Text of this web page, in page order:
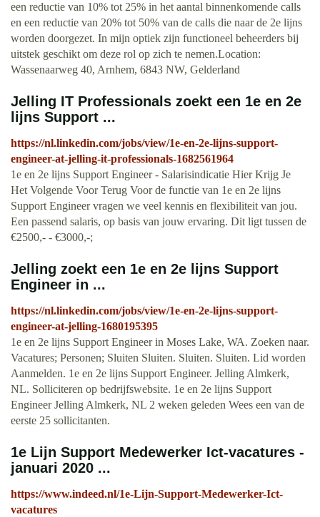
een reductie van 10% tot 25% in het aantal binnenkomende calls
en een reductie van 20% tot 50% van de calls die naar de 2e lijns
worden doorgezet. In mijn optiek zijn functioneel beheerders bij
uitstek geschikt om deze rol op zich te nemen.Location:
Wassenaarweg 40, Arnhem, 6843 NW, Gelderland
Jelling IT Professionals zoekt een 1e en 2e
lijns Support ...
https://nl.linkedin.com/jobs/view/1e-en-2e-lijns-support-
engineer-at-jelling-it-professionals-1682561964
1e en 2e lijns Support Engineer - Salarisindicatie Hier Krijg Je
Het Volgende Voor Terug Voor de functie van 1e en 2e lijns
Support Engineer vragen we veel kennis en flexibiliteit van jou.
Een passend salaris, op basis van jouw ervaring. Dit ligt tussen de
€2500,- - €3000,-;
Jelling zoekt een 1e en 2e lijns Support
Engineer in ...
https://nl.linkedin.com/jobs/view/1e-en-2e-lijns-support-
engineer-at-jelling-1680195395
1e en 2e lijns Support Engineer in Moses Lake, WA. Zoeken naar.
Vacatures; Personen; Sluiten Sluiten. Sluiten. Sluiten. Lid worden
Aanmelden. 1e en 2e lijns Support Engineer. Jelling Almkerk,
NL. Solliciteren op bedrijfswebsite. 1e en 2e lijns Support
Engineer Jelling Almkerk, NL 2 weken geleden Wees een van de
eerste 25 sollicitanten.
1e Lijn Support Medewerker Ict-vacatures -
januari 2020 ...
https://www.indeed.nl/1e-Lijn-Support-Medewerker-Ict-
vacatures